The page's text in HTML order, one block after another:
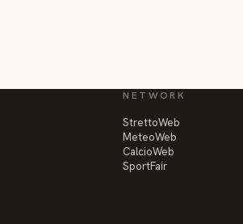
NETWORK
StrettoWeb
MeteoWeb
CalcioWeb
SportFair